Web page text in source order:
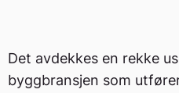
Det avdekkes en rekke
byggbransjen som